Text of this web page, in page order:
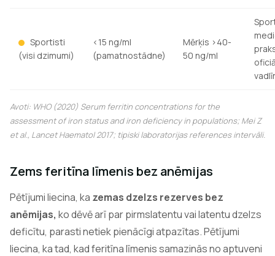
Sportisti
(visi dzimumi)
<15 ng/ml
(pamatnostādne)
Mērķis >40-
50 ng/ml
Avoti: WHO (2020) Serum ferritin concentrations for the
assessment of iron status and iron deficiency in populations; Mei Z
et al., Lancet Haematol 2017; tipiski laboratorijas references intervāli.
Zems feritīna līmenis bez anēmijas
Pētījumi liecina, ka zemas dzelzs rezerves bez
anēmijas, ko dēvē arī par pirmslatentu vai latentu dzelzs
deficītu, parasti netiek pienācīgi atpazītas. Pētījumi
liecina, ka tad, kad feritīna līmenis samazinās no aptuveni